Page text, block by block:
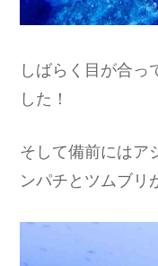
しばらく目が合っ
した！
そして備前にはア
ンパチとツムブリ